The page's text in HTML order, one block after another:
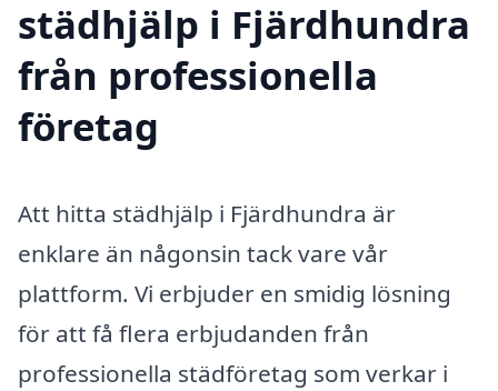
städhjälp i Fjärdhundra
från professionella
företag
Att hitta städhjälp i Fjärdhundra är
enklare än någonsin tack vare vår
plattform. Vi erbjuder en smidig lösning
för att få flera erbjudanden från
professionella städföretag som verkar i